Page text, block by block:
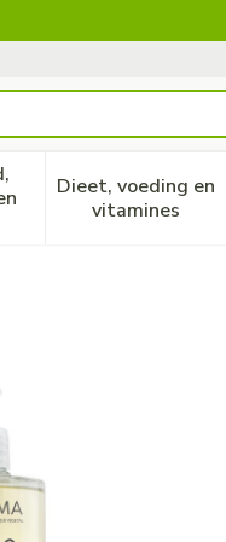
voor
Dieet, voeding en
vitamines
Toon